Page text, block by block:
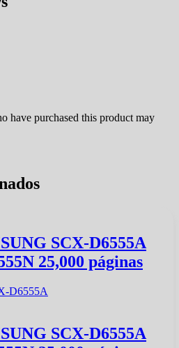
have purchased this product may
SCX-D6555A
25,000 páginas
SCX-D6555A